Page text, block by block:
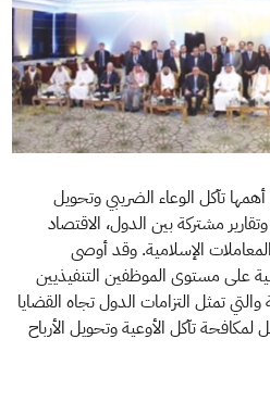
تآكل الوعاء الضريبي وتحويل
مشتركة بين الدول، الاقتصاد
الإسلامية. وقد أوصى
على مستوى الموظفين التنفيذيين
تمثل التزامات الدول تجاه القضايا
تآكل الأوعية وتحويل الأرباح